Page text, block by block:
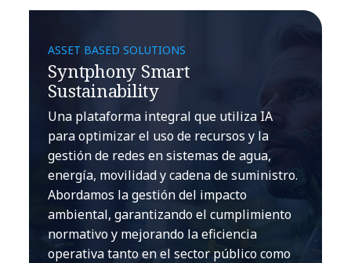
ASSET BASED SOLUTIONS
Syntphony Smart
Sustainability
Una plataforma integral que utiliza IA
para optimizar el uso de recursos y la
gestión de redes en sistemas de agua,
energía, movilidad y cadena de suministro.
Abordamos la gestión del impacto
ambiental, garantizando el cumplimiento
normativo y mejorando la eficiencia
operativa tanto en el sector público como